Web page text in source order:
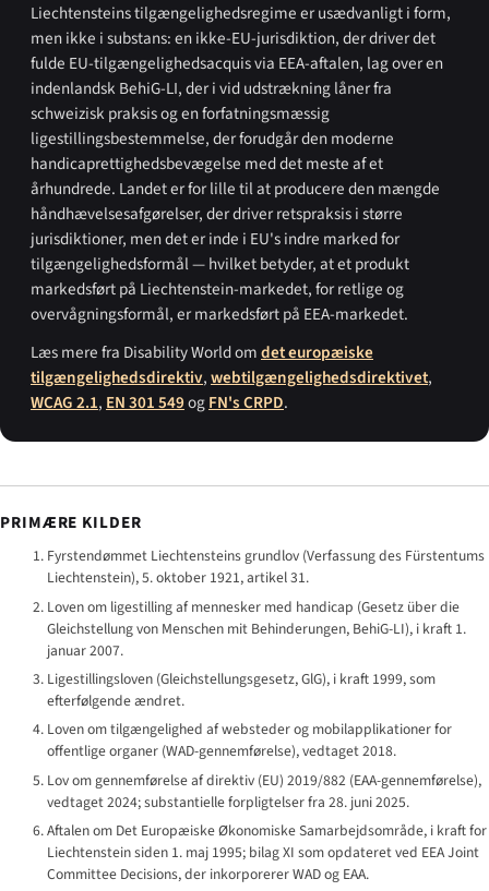
Liechtensteins tilgængeligheds­regime er usædvanligt i form,
men ikke i substans: en ikke-EU-jurisdiktion, der driver det
fulde EU-tilgængeligheds­acquis via EEA-aftalen, lag over en
indenlandsk BehiG-LI, der i vid udstrækning låner fra
schweizisk praksis og en forfatningsmæssig
ligestillingsbestemmelse, der forudgår den moderne
handicaprettigheds­bevægelse med det meste af et
århundrede. Landet er for lille til at producere den mængde
håndhævelses­afgørelser, der driver retspraksis i større
jurisdiktioner, men det er inde i EU's indre marked for
tilgængeligheds­formål — hvilket betyder, at et produkt
markedsført på Liechtenstein-markedet, for retlige og
overvågnings­formål, er markedsført på EEA-markedet.
Læs mere fra Disability World omdet europæiske
tilgængelighedsdirektiv,webtilgængelighedsdirektivet,
WCAG 2.1, EN 301 549ogFN's CRPD.
PRIMÆRE KILDER
Fyrstendømmet Liechtensteins grundlov (Verfassung des Fürstentums
Liechtenstein), 5. oktober 1921, artikel 31.
Loven om ligestilling af mennesker med handicap (Gesetz über die
Gleichstellung von Menschen mit Behinderungen, BehiG-LI), i kraft 1.
januar 2007.
Ligestillingsloven (Gleichstellungsgesetz, GlG), i kraft 1999, som
efterfølgende ændret.
Loven om tilgængelighed af websteder og mobilapplikationer for
offentlige organer (WAD-gennemførelse), vedtaget 2018.
Lov om gennemførelse af direktiv (EU) 2019/882 (EAA-gennemførelse),
vedtaget 2024; substantielle forpligtelser fra 28. juni 2025.
Aftalen om Det Europæiske Økonomiske Samarbejdsområde, i kraft for
Liechtenstein siden 1. maj 1995; bilag XI som opdateret ved EEA Joint
Committee Decisions, der inkorporerer WAD og EAA.